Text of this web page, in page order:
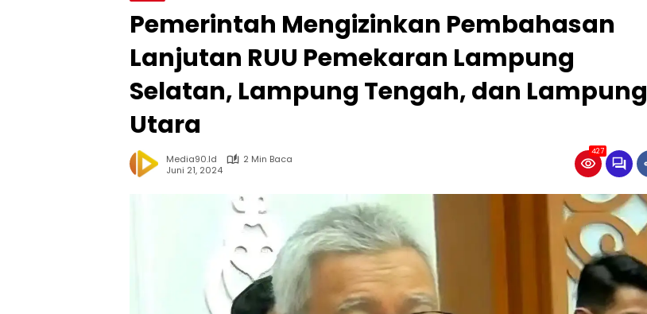
Pemerintah Mengizinkan Pembahasan
Lanjutan RUU Pemekaran Lampung
Selatan, Lampung Tengah, dan Lampung
Utara
Media90.id
2 Min Baca
Juni 21, 2024
427